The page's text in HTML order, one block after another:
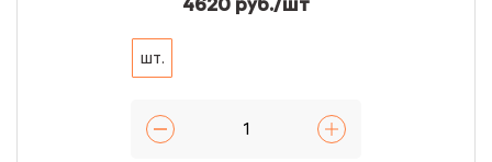
шт.